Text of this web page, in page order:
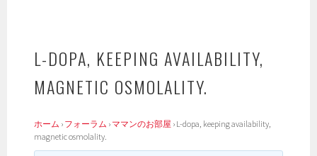
L-DOPA, KEEPING AVAILABILITY,
MAGNETIC OSMOLALITY.
ホーム › フォーラム › ママンのお部屋 › L-dopa, keeping availability,
magnetic osmolality.